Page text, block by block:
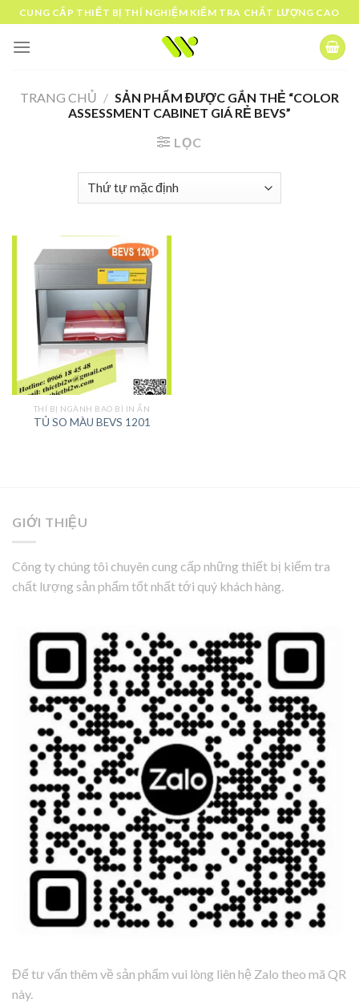
Skip
to
content
CUNG CẤP THIẾT BỊ THÍ NGHIỆM KIỂM TRA CHẤT LƯỢNG CAO
TRANG CHỦ / SẢN PHẨM ĐƯỢC GẮN THẺ “COLOR
ASSESSMENT CABINET GIÁ RẺ BEVS”
LỌC
THÍ BỊ NGÀNH BAO BÌ IN ẤN
TỦ SO MÀU BEVS 1201
GIỚI THIỆU
Công ty chúng tôi chuyên cung cấp những thiết bị kiểm tra
chất lượng sản phẩm tốt nhất tới quý khách hàng.
Để tư vấn thêm về sản phẩm vui lòng liên hệ Zalo theo mã QR
này.